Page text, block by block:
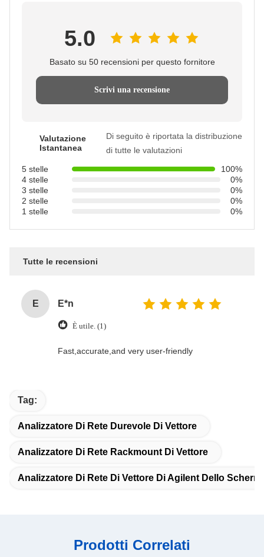
5.0
Basato su 50 recensioni per questo fornitore
Scrivi una recensione
Valutazione
Istantanea
Di seguito è riportata la distribuzione
di tutte le valutazioni
5 stelle
100%
4 stelle
0%
3 stelle
0%
2 stelle
0%
1 stelle
0%
Tutte le recensioni
E E*n
È utile. (1)
Fast,accurate,and very user-friendly
Tag:
Analizzatore Di Rete Durevole Di Vettore
Analizzatore Di Rete Rackmount Di Vettore
Analizzatore Di Rete Di Vettore Di Agilent Dello
Prodotti Correlati